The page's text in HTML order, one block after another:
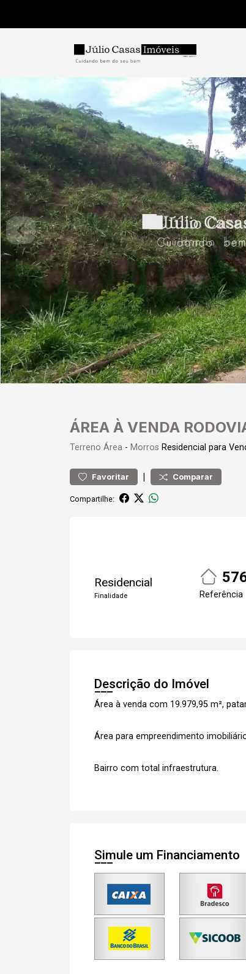
ÁREA À VENDA
Terreno Área - Morros Residencial para
Favoritar | Comparar
Compartilhe:
Residencial
Finalidade Referência
Descrição do Imóvel
Área à venda com 19.979,95 m²,
Área para empreendimento
Bairro com total infraestrutura.
Simule um Financiamento
Cadastre-se
Concordo com os
Termos
e
Privacidade
Finalizar Cadastro